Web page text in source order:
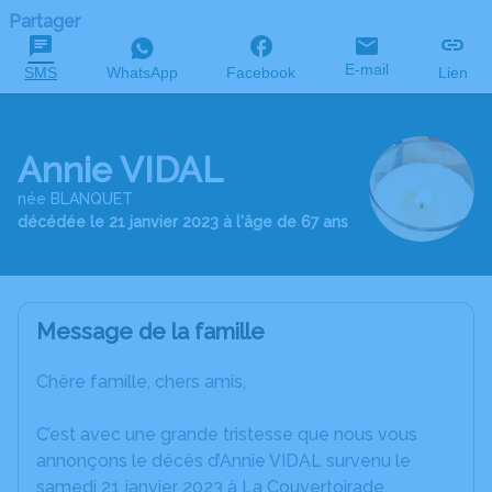
Partager
SMS WhatsApp Facebook E-mail Lien
Annie VIDAL
née BLANQUET
décédée le 21 janvier 2023 à l'âge de 67 ans
Message de la famille
Chère famille, chers amis,
C’est avec une grande tristesse que nous vous
annonçons le décès d’Annie VIDAL survenu le
samedi 21 janvier 2023 à La Couvertoirade.